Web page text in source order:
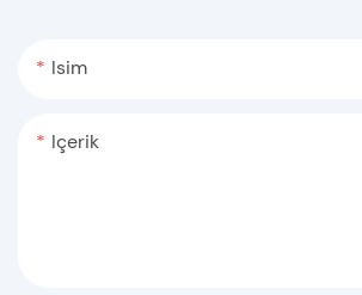
Isim
Içerik